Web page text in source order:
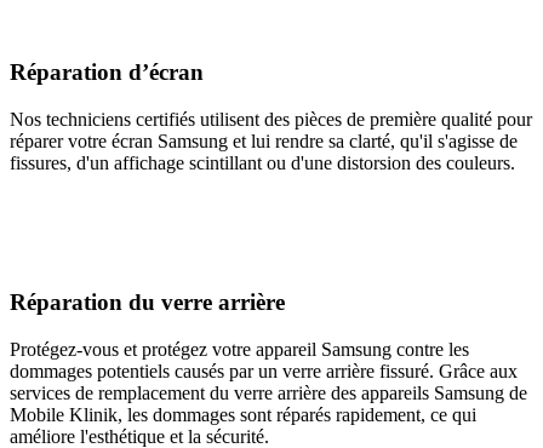
Réparation d’écran
Nos techniciens certifiés utilisent des pièces de première qualité pour
réparer votre écran Samsung et lui rendre sa clarté, qu'il s'agisse de
fissures, d'un affichage scintillant ou d'une distorsion des couleurs.
Réparation du verre arrière
Protégez-vous et protégez votre appareil Samsung contre les
dommages potentiels causés par un verre arrière fissuré. Grâce aux
services de remplacement du verre arrière des appareils Samsung de
Mobile Klinik, les dommages sont réparés rapidement, ce qui
améliore l'esthétique et la sécurité.